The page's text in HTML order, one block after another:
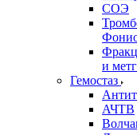
СОЭ
и
Гемостаз
АЧТВ